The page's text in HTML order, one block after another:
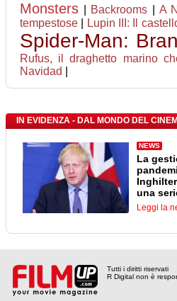
Monsters Backrooms A
tempestose
Lupin III: Il
Spider-Man:
Rufus, il draghetto marino
Navidad
IN EVIDENZA - DAL MONDO DEL
NEWS
La
una
Leggi la
Tutti i diritti riservati
R Digital non è